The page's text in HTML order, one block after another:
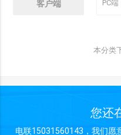
客户端
本分类
您还
电联15031560143，我们愿